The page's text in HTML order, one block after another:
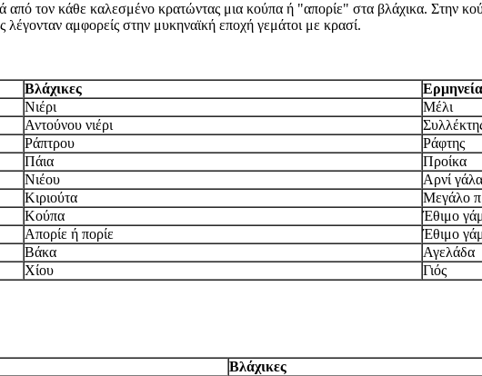
τον κάθε καλεσμένο κρατώντας μια κούπα ή "απορίε" στα βλάχικα. Στην
αμφορείς στην μυκηναϊκή εποχή γεμάτοι με κρασί.
Βλάχικες
Ερμηνεία
Νιέρι
Μέλι
Αντούνου νιέρι
Ράπτρου
Ράφτης
Πάια
Προίκα
Νιέου
Αρνί
Κιριούτα
Μεγάλο
Κούπα
Έθιμο
Απορίε ή πορίε
Έθιμο
Βάκα
Αγελάδα
Χίου Γιός
Βλάχικες